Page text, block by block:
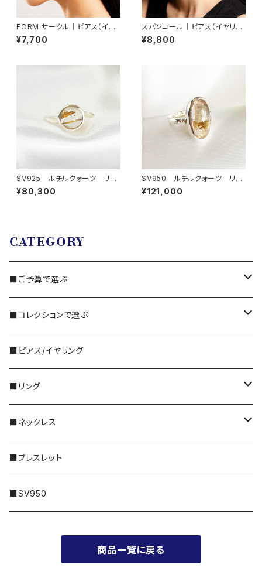
FORM サークル｜ピアス（イヤ
リング交換可）
¥7,700
スパンコール｜ピアス（イヤリン
グ交換可）
¥8,800
SV925 ルチルクォーツ リン
グ
¥80,300
SV950 ルチルクォーツ リン
グ
¥121,000
CATEGORY
■ご予算で選ぶ
3,000円～
5,000円～
10,000円〜
30,000円〜
50,000円〜
100,000円〜
300,000円〜
■コレクションで選ぶ
・国産ビーズ｜FORM
・天然石｜Gemstone
特別な｜Sleek
普段に｜Freedom
・天然石｜Twinkle
・メタル｜Amulet
■ピアス/イヤリング
■リング
シルバー
ゴールド
プラチナ
■ネックレス
14KGF
シルバー
■ブレスレット
■SV950
商品一覧に戻る